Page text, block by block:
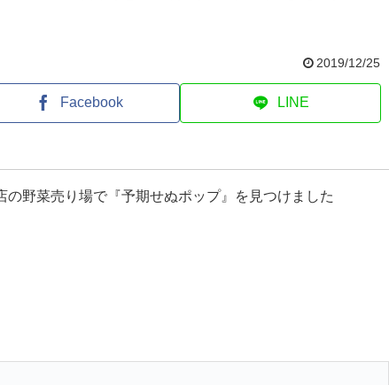
2019/12/25
Facebook LINE
の野菜売り場で『予期せぬポップ』を見つけました